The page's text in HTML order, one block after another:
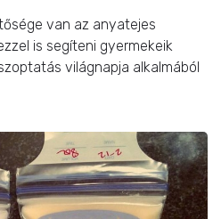
van az anyatejes
is segíteni gyermekeik
világnapja alkalmából